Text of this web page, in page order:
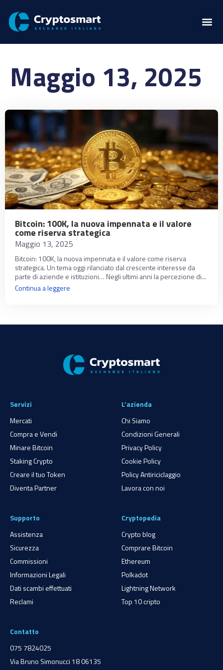
Maggio 13, 2025
Bitcoin: 100K, la nuova impennata e il valore
come riserva strategica
Maggio 13, 2025
Bitcoin: 100K, la nuova impennata e il valore come riserva
strategica. Un tema oggi rilanciato dal crescente interesse da
parte di aziende e istituzioni… Negli ultimi anni la percezione di...
Continua a leggere
Servizi
Mercati
Compra e Vendi
Minare Bitcoin
Staking Crypto
Creare il tuo Token
Diventa Partner
L’azienda
Chi Siamo
Condizioni Generali
Privacy Policy
Cookie Policy
Policy Antiriciclaggio
Lavora con noi
Supporto
Assistenza
Sicurezza
Commissioni
Informazioni Legali
Dati scambi effettuati
Reclami
Cryptopedia
Crypto blog
Comprare Bitcoin
Ethereum
Polkadot
Lightning Network
Top 10 cripto
Contatto
075 7824025
Via Bruno Simonucci 18 06135